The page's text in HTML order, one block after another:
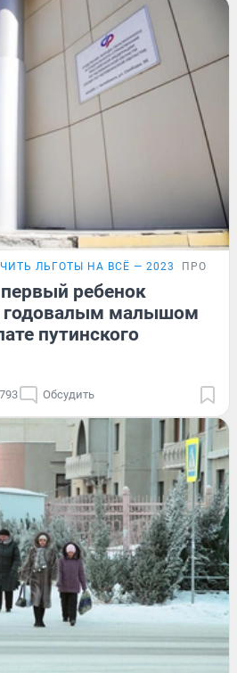
ЛЬГОТЫ НА ВСЁ — 2023
ребенок
годовалым малышом
путинского
793 Обсудить